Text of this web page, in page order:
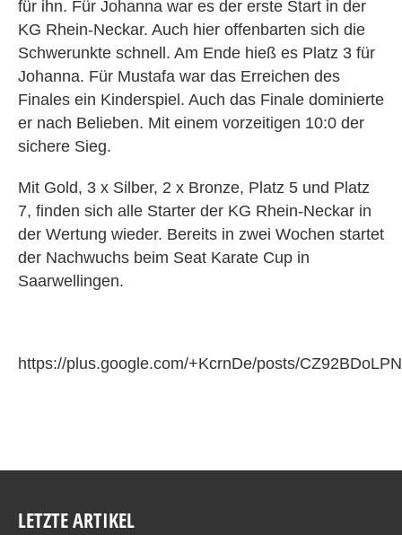
für ihn. Für Johanna war es der erste Start in der
KG Rhein-Neckar. Auch hier offenbarten sich die
Schwerunkte schnell. Am Ende hieß es Platz 3 für
Johanna. Für Mustafa war das Erreichen des
Finales ein Kinderspiel. Auch das Finale dominierte
er nach Belieben. Mit einem vorzeitigen 10:0 der
sichere Sieg.
Mit Gold, 3 x Silber, 2 x Bronze, Platz 5 und Platz
7, finden sich alle Starter der KG Rhein-Neckar in
der Wertung wieder. Bereits in zwei Wochen startet
der Nachwuchs beim Seat Karate Cup in
Saarwellingen.
https://plus.google.com/+KcrnDe/posts/
LETZTE ARTIKEL